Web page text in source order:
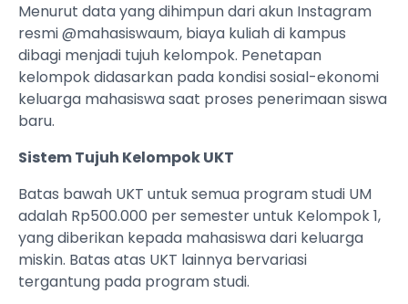
Menurut data yang dihimpun dari akun Instagram
resmi @mahasiswaum, biaya kuliah di kampus
dibagi menjadi tujuh kelompok. Penetapan
kelompok didasarkan pada kondisi sosial-ekonomi
keluarga mahasiswa saat proses penerimaan siswa
baru.
Sistem Tujuh Kelompok UKT
Batas bawah UKT untuk semua program studi UM
adalah Rp500.000 per semester untuk Kelompok 1,
yang diberikan kepada mahasiswa dari keluarga
miskin. Batas atas UKT lainnya bervariasi
tergantung pada program studi.